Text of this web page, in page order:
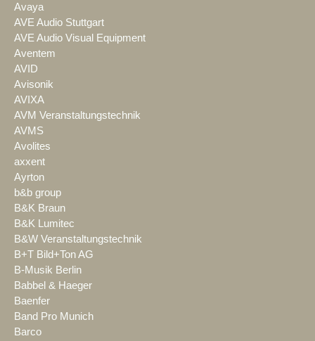
Avaya
AVE Audio Stuttgart
AVE Audio Visual Equipment
Aventem
AVID
Avisonik
AVIXA
AVM Veranstaltungstechnik
AVMS
Avolites
axxent
Ayrton
b&b group
B&K Braun
B&K Lumitec
B&W Veranstaltungstechnik
B+T Bild+Ton AG
B-Musik Berlin
Babbel & Haeger
Baenfer
Band Pro Munich
Barco